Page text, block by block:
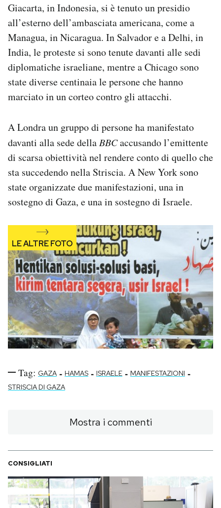
AREA PERSONALE
Area Personale
Newsletter
Notifiche mobile
Regala il Post
Hai bisogno di aiuto?
Giacarta, in Indonesia, si è tenuto un presidio
all’esterno dell’ambasciata americana, come a
Managua, in Nicaragua. In Salvador e a Delhi, in
India, le proteste si sono tenute davanti alle sedi
diplomatiche israeliane, mentre a Chicago sono
state diverse centinaia le persone che hanno
marciato in un corteo contro gli attacchi.
A Londra un gruppo di persone ha manifestato
davanti alla sede della BBCaccusando l’emittente
di scarsa obiettività nel rendere conto di quello che
sta succedendo nella Striscia. A New York sono
state organizzate due manifestazioni, una in
sostegno di Gaza, e una in sostegno di Israele.
Tag: GAZA - HAMAS - ISRAELE - MANIFESTAZIONI -
STRISCIA DI GAZA
Mostra i commenti
CONSIGLIATI